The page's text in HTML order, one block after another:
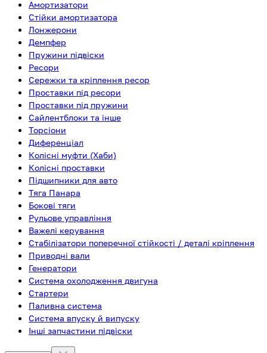
Амортизатори
Стійки амортизатора
Лонжерони
Демпфер
Пружини підвіски
Ресори
Сережки та кріплення ресор
Проставки під ресори
Проставки під пружини
Сайлентблоки та інше
Торсіони
Диференціал
Колісні муфти (Хаби)
Колісні проставки
Підшипники для авто
Тяга Панара
Бокові тяги
Рульове управління
Важелі керування
Стабілізатори поперечної стійкості / деталі кріплення
Приводні вали
Генератори
Система охолодження двигуна
Стартери
Паливна система
Система впуску й випуску
Інші запчастини підвіски